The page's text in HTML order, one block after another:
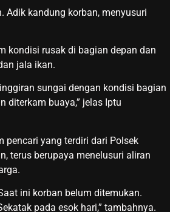
Adik kandung korban, menyusuri
kondisi rusak di bagian depan dan
jala ikan.
sungai dengan kondisi bagian
diterkam buaya,” jelas Iptu
pencari yang terdiri dari Polsek
terus berupaya menelusuri aliran
ini korban belum ditemukan.
pada esok hari,” tambahnya.